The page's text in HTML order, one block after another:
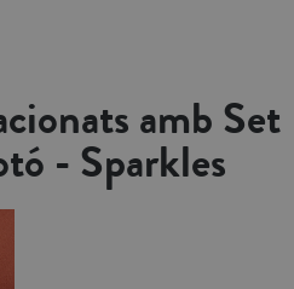
amb Set
- Sparkles